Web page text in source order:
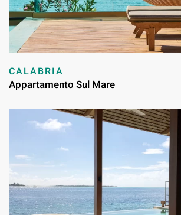
CALABRIA
Appartamento Sul Mare